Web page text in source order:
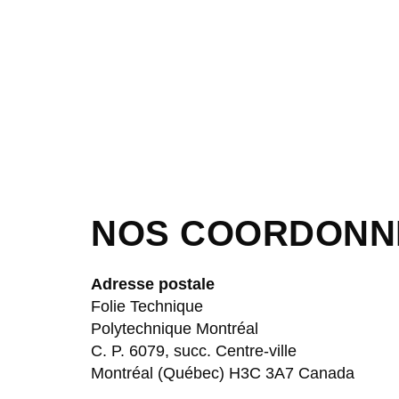
NOS
Adresse postale
Folie Technique
Polytechnique Montréal
C. P. 6079, succ. Centre-ville
Montréal (Québec) H3C 3A7 Canada